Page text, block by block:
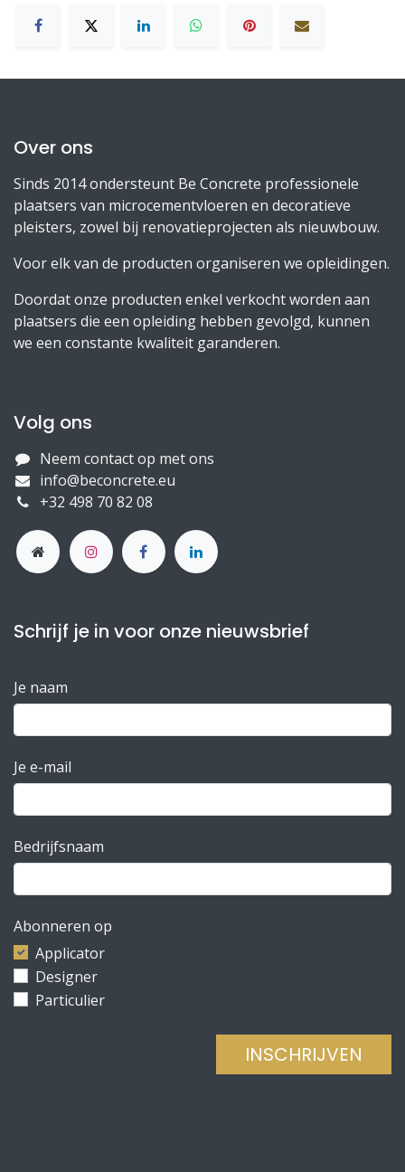
Over ons
Sinds 2014 ondersteunt Be Concrete professionele
plaatsers van microcementvloeren en decoratieve
pleisters, zowel bij renovatieprojecten als nieuwbouw.
Voor elk van de producten organiseren we opleidingen.
Doordat onze producten enkel verkocht worden aan
plaatsers die een opleiding hebben gevolgd, kunnen
we een constante kwaliteit garanderen.
Volg ons
Neem contact op met ons
info@beconcrete.eu
+32 498 70 82 08
Schrijf je in voor onze nieuwsbrief
Je naam
Je e-mail
Bedrijfsnaam
Abonneren op
Applicator
Designer
Particulier
INSCHRIJVEN